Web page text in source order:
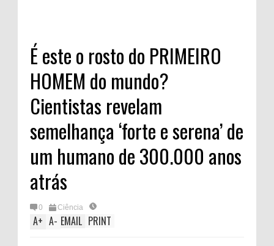
É este o rosto do PRIMEIRO
HOMEM do mundo?
Cientistas revelam
semelhança ‘forte e serena’ de
um humano de 300.000 anos
atrás
0 Ciência
A+ A- EMAIL PRINT